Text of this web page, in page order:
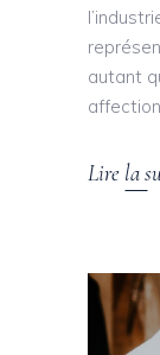
autant
Lire la